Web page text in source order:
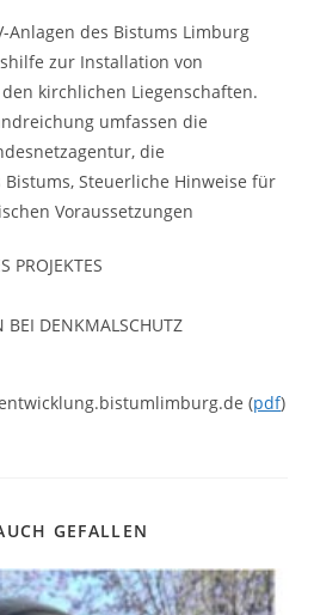
Anlagen des Bistums Limburg
zur Installation von
kirchlichen Liegenschaften.
umfassen die
die
Steuerliche Hinweise für
Voraussetzungen
PROJEKTES
BEI DENKMALSCHUTZ
(pdf)
GEFALLEN